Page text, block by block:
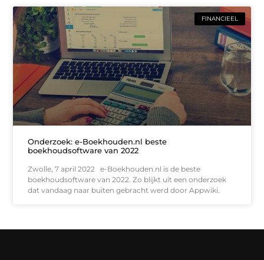
FINANCIEEL
Onderzoek: e-Boekhouden.nl beste
boekhoudsoftware van 2022
Zwolle, 7 april 2022 e-Boekhouden.nl is de beste
boekhoudsoftware van 2022. Zo blijkt uit een onderzoek
dat vandaag naar buiten gebracht werd door Appwiki.